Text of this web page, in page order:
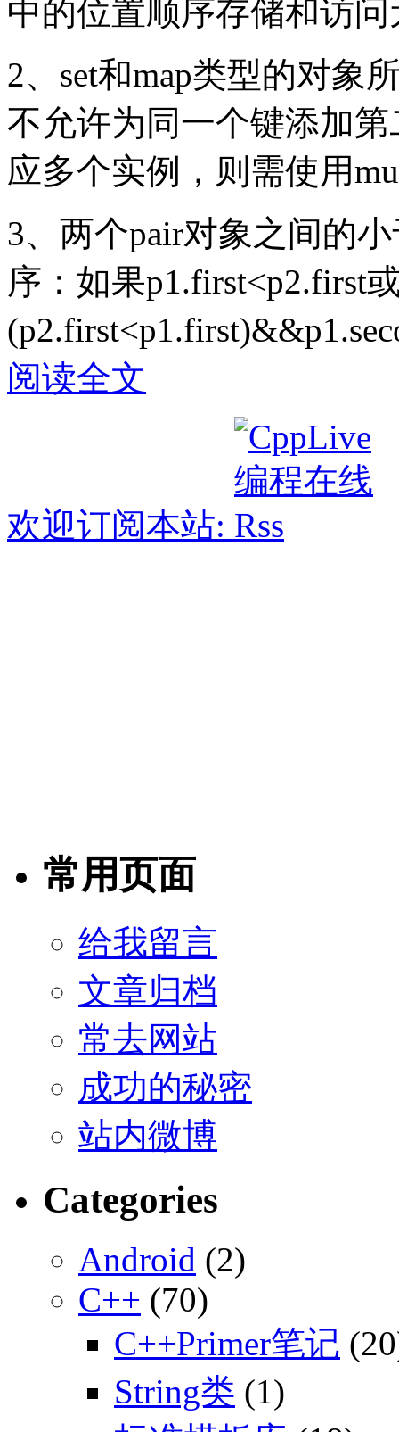
中的位置顺序存储和访问
2、set和map类型的对象
不允许为同一个键添加
应多个实例，则需使用
3、两个pair对象之间的
序：如果p1.first<p2.first
阅读全文
欢迎订阅本站:
常用页面
给我留言
文章归档
常去网站
成功的秘密
站内微博
Categories
Android (2)
C++ (70)
C++Primer笔记
String类 (1)